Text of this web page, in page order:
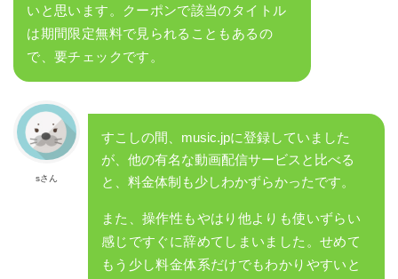
いと思います。クーポンで該当のタイトル
は期間限定無料で見られることもあるの
で、要チェックです。
sさん
すこしの間、music.jpに登録していました
が、他の有名な動画配信サービスと比べる
と、料金体制も少しわかずらかったです。
また、操作性もやはり他よりも使いずらい
感じですぐに辞めてしまいました。せめて
もう少し料金体系だけでもわかりやすいと